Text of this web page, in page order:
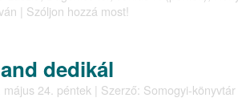
| Szóljon hozzá most!
dedikál
május 24. péntek | Szerző: Somogyi-könyvtár